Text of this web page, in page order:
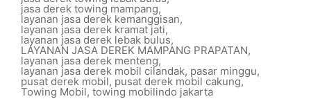
jasa derek towing mampang,
layanan jasa derek kemanggisan,
layanan jasa derek kramat jati,
layanan jasa derek lebak bulus,
LAYANAN JASA DEREK MAMPANG PRAPATAN,
layanan jasa derek menteng,
layanan jasa derek mobil cilandak, pasar minggu,
pusat derek mobil, pusat derek mobil cakung,
Towing Mobil, towing mobilindo jakarta